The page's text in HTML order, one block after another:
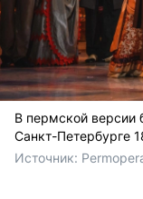
В пермской версии
Санкт-Петербурге
Источник: